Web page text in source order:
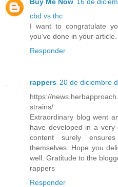
cbd vs thc
I want to congratulate
you’ve done in your
Responder
rappers 20 de diciembre
https://
strains/
Extraordinary blog went
have developed in a
content surely
themselves. Hope you
well. Gratitude to the
rappers
Responder